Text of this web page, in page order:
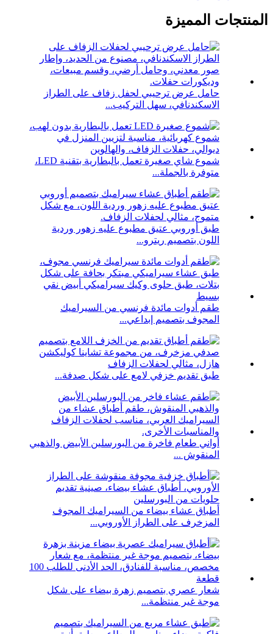
المنتجات المميزة
حامل عرض ترحيبي لحفل زفاف على الطراز
الاسكندنافي، سهل التركيب...
شموع شاي صغيرة تعمل بالبطارية بتقنية LED،
متوفرة بالجملة...
طبق أوروبي عتيق مطبوع عليه زهور وردية
اللون بتصميم ريترو...
طقم أدوات مائدة فرنسي من السيراميك
المجوف بتصميم إبداعي...
طبق تقديم خزفي لامع على شكل صدفة...
أواني طعام فاخرة من البورسلين الأبيض والذهبي
المنقوش ...
أطباق عشاء بيضاء من السيراميك المجوف
المزخرف على الطراز الأوروبي...
شعار عصري بتصميم زهرة بيضاء على شكل
موجة غير منتظمة...